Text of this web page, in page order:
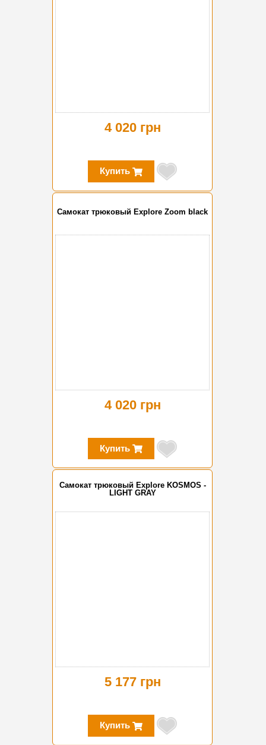
4 020 грн
Купить
Самокат трюковый Explore Zoom black
4 020 грн
Купить
Самокат трюковый Explore KOSMOS -
LIGHT GRAY
5 177 грн
Купить